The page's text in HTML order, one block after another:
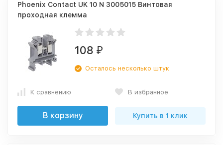
Phoenix Contact UK 10 N 3005015 Винтовая
проходная клемма
108 ₽
Осталось несколько штук
К сравнению В избранное
В корзину Купить в 1 клик